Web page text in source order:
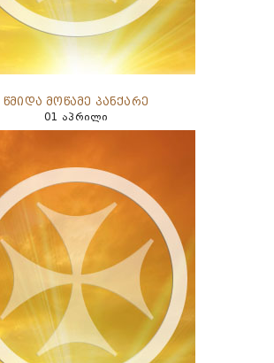
წმიდა მოწამე პანქარე
01 აპრილი